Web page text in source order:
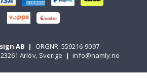
AB |
ORGNR: 559216-9097
Arlöv, Sverige | info@namly.no